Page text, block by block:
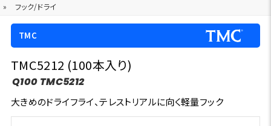
»
フック/ドライ
TMC
TMC5212 (100本入り)
Q100 TMC5212
大きめのドライフライ、テレストリアルに向く軽量フック